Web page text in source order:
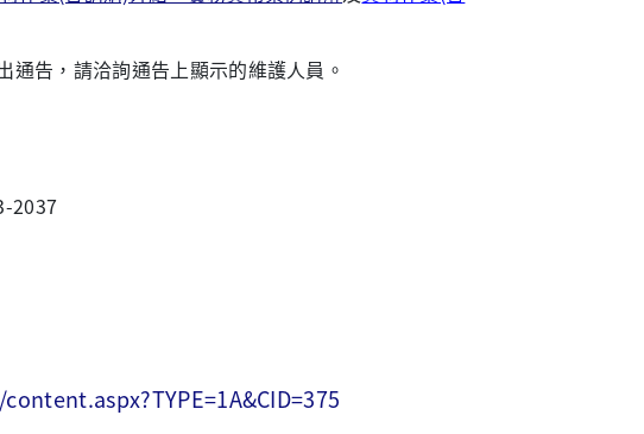
告，請洽詢通告上顯示的維護人員。
2037